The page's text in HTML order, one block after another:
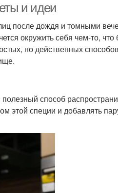
и идеи
после дождя и томными
окружить себя чем-то, что
но действенных способов
способ
этой специи и добавлять